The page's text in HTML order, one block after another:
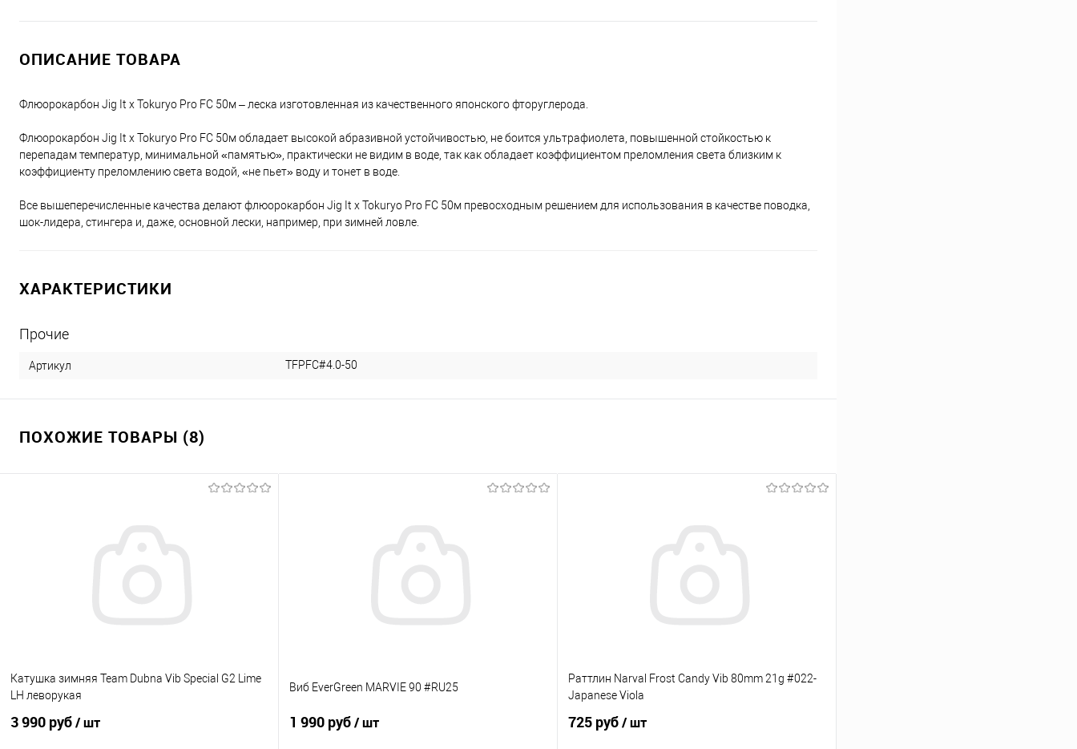
ОПИСАНИЕ ТОВАРА
Флюорокарбон Jig It x Tokuryo Pro FC 50м – леска изготовленная из качественного японского фторуглерода.
Флюорокарбон Jig It x Tokuryo Pro FC 50м обладает высокой абразивной устойчивостью, не боится ультрафиолета, повышенной стойкостью к
перепадам температур, минимальной «памятью», практически не видим в воде, так как обладает коэффициентом преломления света близким к
коэффициенту преломлению света водой, «не пьет» воду и тонет в воде.
Все вышеперечисленные качества делают флюорокарбон Jig It x Tokuryo Pro FC 50м превосходным решением для использования в качестве поводка,
шок-лидера, стингера и, даже, основной лески, например, при зимней ловле.
ХАРАКТЕРИСТИКИ
Прочие
Артикул TFPFC#4.0-50
ПОХОЖИЕ ТОВАРЫ (8)
Катушка зимняя Team Dubna Vib Special G2 Lime
LH леворукая
3 990 руб/ шт
Виб EverGreen MARVIE 90 #RU25
1 990 руб/ шт
Раттлин Narval Frost Candy Vib 80mm 21g #022-
Japanese Viola
725 руб/ шт